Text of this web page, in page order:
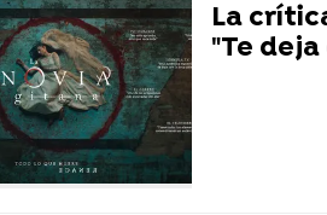
La
"Te